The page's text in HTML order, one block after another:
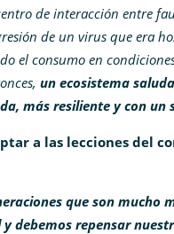
de interacción entre
de un virus que era
el consumo en
un ecosistema
más resiliente y con
a las lecciones del
que son mucho
debemos repensar